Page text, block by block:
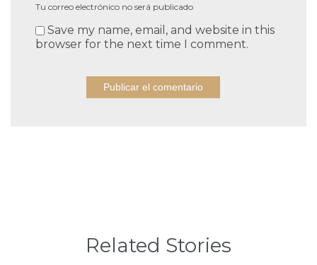
Tu correo electrónico no será publicado
Save my name, email, and website in this
browser for the next time I comment.
Related Stories